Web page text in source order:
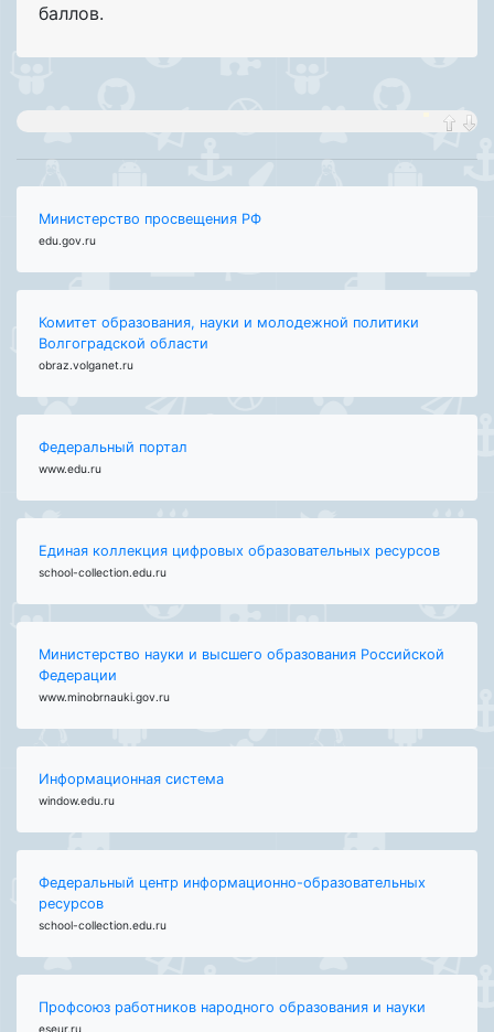
баллов.
Министерство просвещения РФ
edu.gov.ru
Комитет образования, науки и молодежной политики
Волгоградской области
obraz.volganet.ru
Федеральный портал
www.edu.ru
Единая коллекция цифровых образовательных ресурсов
school-collection.edu.ru
Министерство науки и высшего образования Российской
Федерации
www.minobrnauki.gov.ru
Информационная система
window.edu.ru
Федеральный центр информационно-образовательных
ресурсов
school-collection.edu.ru
Профсоюз работников народного образования и науки
eseur.ru